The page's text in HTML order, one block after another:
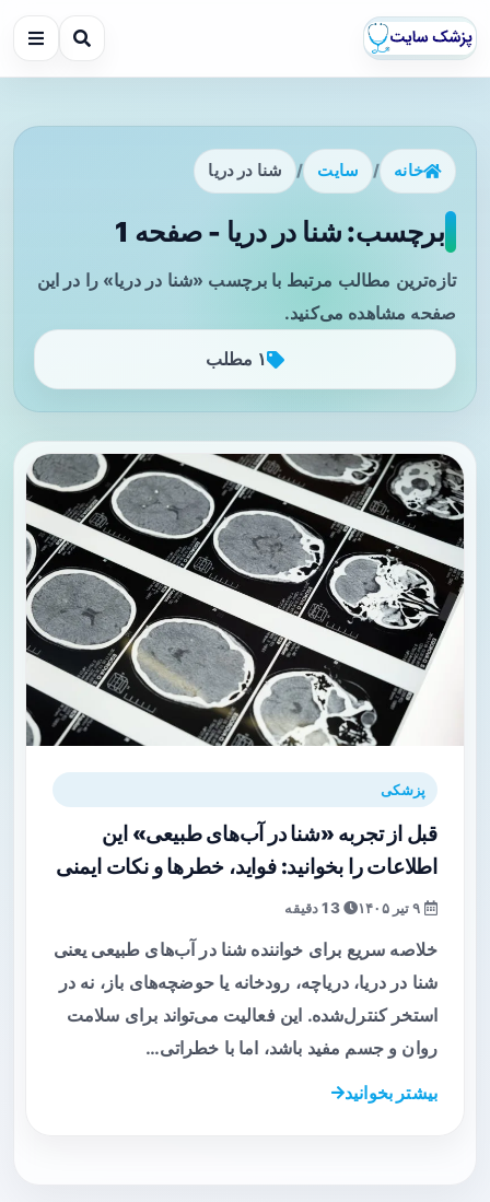
خانه / سایت / شنا در دریا
برچسب: شنا در دریا - صفحه 1
تازه‌ترین مطالب مرتبط با برچسب «شنا در دریا» را در این
صفحه مشاهده می‌کنید.
۱ مطلب
پزشکی
قبل از تجربه «شنا در آب‌های طبیعی» این
اطلاعات را بخوانید: فواید، خطرها و نکات ایمنی
13 دقیقه
خلاصه سریع برای خواننده شنا در آب‌های طبیعی یعنی
شنا در دریا، دریاچه، رودخانه یا حوضچه‌های باز، نه در
استخر کنترل‌شده. این فعالیت می‌تواند برای سلامت
روان و جسم مفید باشد، اما با خطراتی…
بیشتر بخوانید